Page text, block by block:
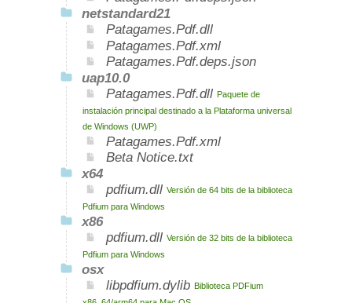
netstandard21
Patagames.Pdf.dll
Patagames.Pdf.xml
Patagames.Pdf.deps.json
uap10.0
Patagames.Pdf.dll Paquete de
instalación principal destinado a la Plataforma universal
de Windows (UWP)
Patagames.Pdf.xml
Beta Notice.txt
x64
pdfium.dll Versión de 64 bits de la biblioteca
Pdfium para Windows
x86
pdfium.dll Versión de 32 bits de la biblioteca
Pdfium para Windows
osx
libpdfium.dylib Biblioteca PDFium